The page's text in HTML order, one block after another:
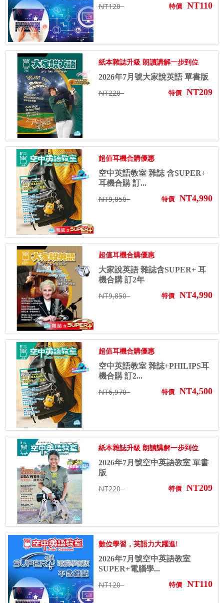
NT120 特價 NT110
紙本雜誌升級 朗讀講解一步到位
2026年7月號大家說英語 單書版
NT220 特價 NT209
超值耳機合購優惠
空中英語教室 雜誌 含SUPER+
耳機合購 訂...
NT9,850 特價 NT4,990
超值耳機合購優惠
大家說英語 雜誌含SUPER+ 耳
機合購 訂2年
NT9,850 特價 NT4,990
超值耳機合購優惠
空中英語教室 雜誌+PHILIPS耳
機合購 訂2...
NT6,970 特價 NT4,500
紙本雜誌升級 朗讀講解一步到位
2026年7月號空中英語教室 單書
版
NT220 特價 NT209
數位學習，英語力大躍進!
2026年7月號空中英語教室
SUPER+電腦學...
NT120 特價 NT110